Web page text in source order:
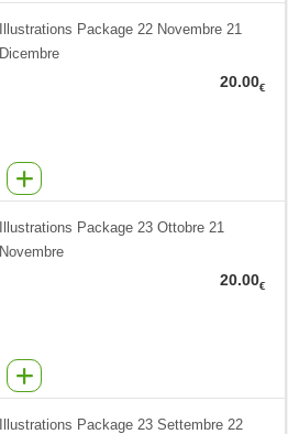
Illustrations Package 22 Novembre 21
Dicembre
20.00€
Illustrations Package 23 Ottobre 21
Novembre
20.00€
Illustrations Package 23 Settembre 22